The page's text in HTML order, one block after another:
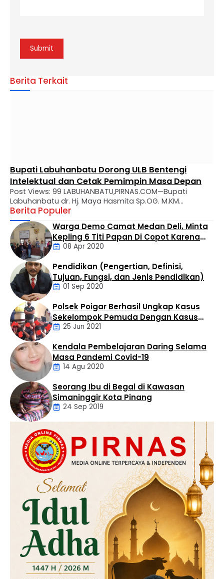
Berita Terkait
Bupati Labuhanbatu Dorong ULB Bentengi
Intelektual dan Cetak Pemimpin Masa Depan
Post Views: 99 LABUHANBATU,PIRNAS.COM—Bupati
Labuhanbatu dr. Hj. Maya Hasmita Sp.OG. M.KM
menyampaikan apresiasi mendalam atas perjalanan
panjang Universitas Labuhanbatu (ULB) yang kini genap
berusia 28 tahun. Dalam usianya yang makin matang,
ULB diharapkan tidak hanya menjadi tempat transfer
ilmu, melainkan kawah candradimuka dalam
melahirkan generasi muda yang inovatif, kritis, dan
berkarakter. Apresiasi tersebut disampaikan Bupati …
Berita Populer
Daerah
Warga Demo Camat Medan Deli, Minta
Kepling 6 Titi Papan Di Copot Karena
Tak Perduli Sama Warganya
08 Apr 2020
Artikel
Pendidikan (Pengertian, Definisi,
Tujuan, Fungsi, dan Jenis Pendidikan)
01 Sep 2020
Daerah
Polsek Poigar Berhasil Ungkap Kasus
Sekelompok Pemuda Dengan Kasus
Pencabulan
25 Jun 2021
Artikel
Kendala Pembelajaran Daring Selama
Masa Pandemi Covid-19
14 Agu 2020
Daerah
Hukum
Kriminal
Labusel
Seorang Ibu di Begal di Kawasan
Simaninggir Kota Pinang
24 Sep 2019